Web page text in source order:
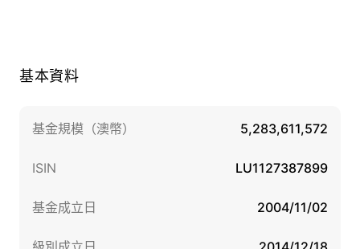
基本資料
基金規模（澳幣） 5,283,611,572
ISIN LU1127387899
基金成立日 2004/11/02